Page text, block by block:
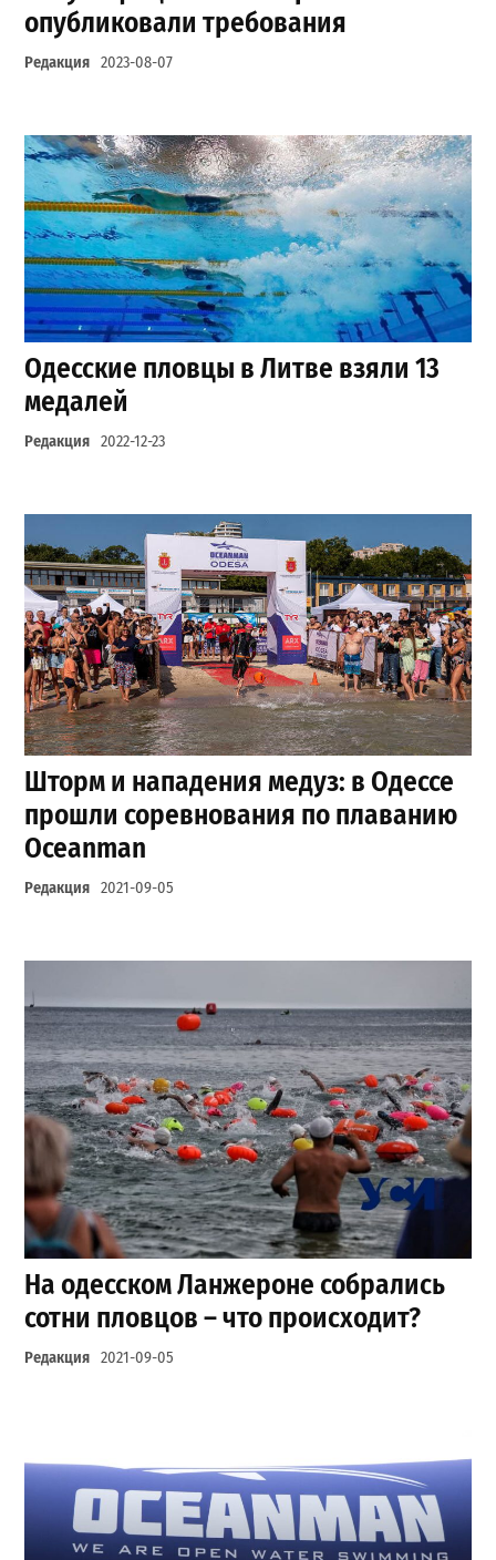
опубликовали требования
Редакция 2023-08-07
Одесские пловцы в Литве взяли 13
медалей
Редакция 2022-12-23
Шторм и нападения медуз: в Одессе
прошли соревнования по плаванию
Oceanman
Редакция 2021-09-05
На одесском Ланжероне собрались
сотни пловцов – что происходит?
Редакция 2021-09-05